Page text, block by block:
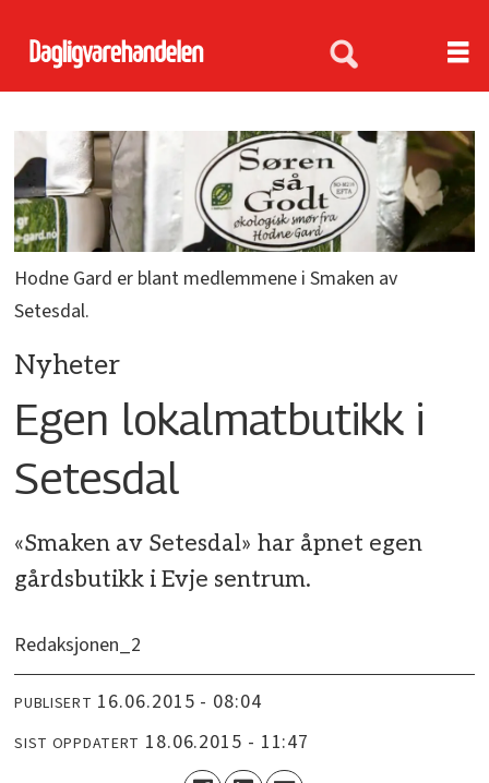
Hodne Gard er blant medlemmene i Smaken av
Setesdal.
Nyheter
Egen lokalmatbutikk i
Setesdal
«Smaken av Setesdal» har åpnet egen
gårdsbutikk i Evje sentrum.
Redaksjonen_2
PUBLISERT 16.06.2015 - 08:04
SIST OPPDATERT 18.06.2015 - 11:47